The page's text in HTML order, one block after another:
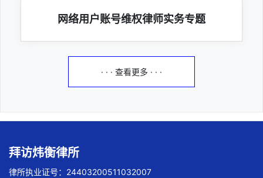
网络用户账号维权律师实务专题
· · · 查看更多 · · ·
拜访炜衡律所
律所执业证号：24403200511032007